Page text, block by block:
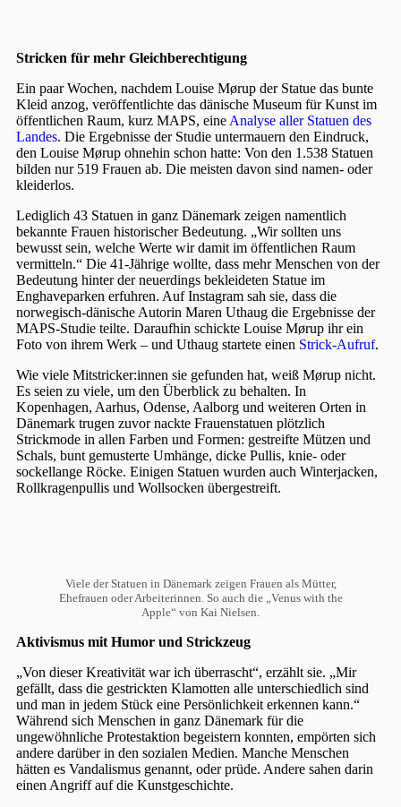
Stricken für mehr Gleichberechtigung
Ein paar Wochen, nachdem Louise Mørup der Statue das bunte
Kleid anzog, veröffentlichte das dänische Museum für Kunst im
öffentlichen Raum, kurz MAPS, eine Analyse aller Statuen des
Landes. Die Ergebnisse der Studie untermauern den Eindruck,
den Louise Mørup ohnehin schon hatte: Von den 1.538 Statuen
bilden nur 519 Frauen ab. Die meisten davon sind namen- oder
kleiderlos.
Lediglich 43 Statuen in ganz Dänemark zeigen namentlich
bekannte Frauen historischer Bedeutung. „Wir sollten uns
bewusst sein, welche Werte wir damit im öffentlichen Raum
vermitteln.“ Die 41-Jährige wollte, dass mehr Menschen von der
Bedeutung hinter der neuerdings bekleideten Statue im
Enghaveparken erfuhren. Auf Instagram sah sie, dass die
norwegisch-dänische Autorin Maren Uthaug die Ergebnisse der
MAPS-Studie teilte. Daraufhin schickte Louise Mørup ihr ein
Foto von ihrem Werk – und Uthaug startete einen Strick-Aufruf.
Wie viele Mitstricker:innen sie gefunden hat, weiß Mørup nicht.
Es seien zu viele, um den Überblick zu behalten. In
Kopenhagen, Aarhus, Odense, Aalborg und weiteren Orten in
Dänemark trugen zuvor nackte Frauenstatuen plötzlich
Strickmode in allen Farben und Formen: gestreifte Mützen und
Schals, bunt gemusterte Umhänge, dicke Pullis, knie- oder
sockellange Röcke. Einigen Statuen wurden auch Winterjacken,
Rollkragenpullis und Wollsocken übergestreift.
Viele der Statuen in Dänemark zeigen Frauen als Mütter,
Ehefrauen oder Arbeiterinnen. So auch die „Venus with the
Apple“ von Kai Nielsen.
Aktivismus mit Humor und Strickzeug
„Von dieser Kreativität war ich überrascht“, erzählt sie. „Mir
gefällt, dass die gestrickten Klamotten alle unterschiedlich sind
und man in jedem Stück eine Persönlichkeit erkennen kann.“
Während sich Menschen in ganz Dänemark für die
ungewöhnliche Protestaktion begeistern konnten, empörten sich
andere darüber in den sozialen Medien. Manche Menschen
hätten es Vandalismus genannt, oder prüde. Andere sahen darin
einen Angriff auf die Kunstgeschichte.